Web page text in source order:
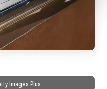
Images Plus